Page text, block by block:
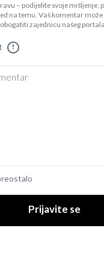
– podijelite svoje mišljenje,
na temu. Vaš komentar
zajednicu našeg
!
Prijavite se